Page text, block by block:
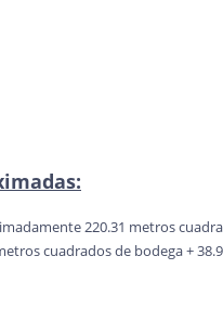
220.31 metros
cuadrados de bodega +